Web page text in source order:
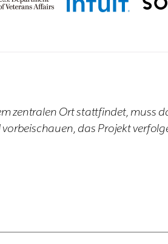
zentralen Ort stattfindet,
das Projekt